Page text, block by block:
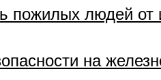
пожилых людей
на